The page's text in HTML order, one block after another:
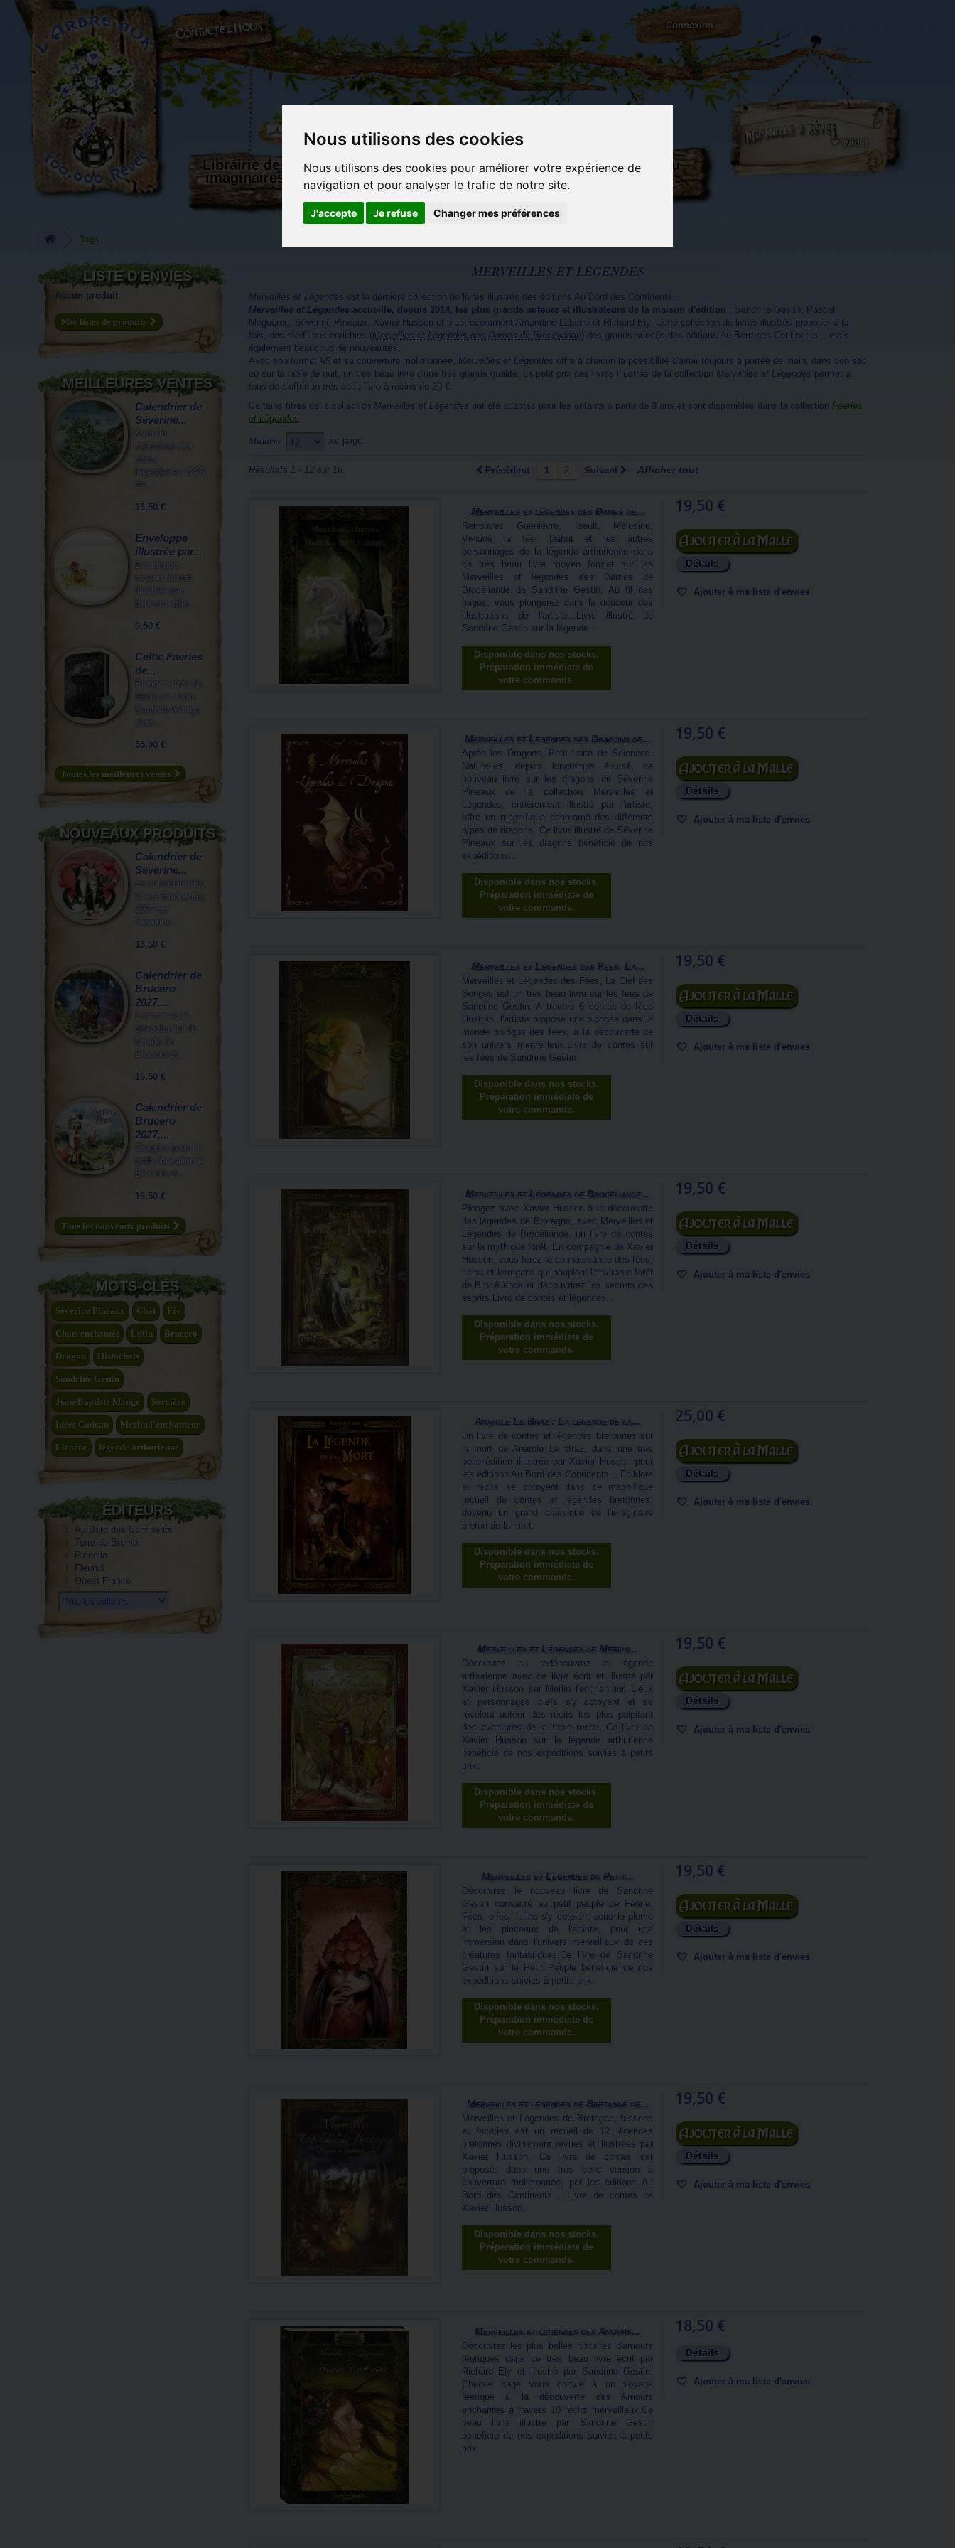
Nous utilisons des cookies
Nous utilisons des cookies pour améliorer votre expérience de
navigation et pour analyser le trafic de notre site.
J'accepte Je refuse Changer mes préférences
L'Arbre aux 100.000 Rêves
Connexion
(vide)
Librairie des
imaginaires
Carterie
papeterie
originale
Activités
manuelles,
détente et
Objets déco et
cadeaux
originaux
Du côté du
blog...
Tags
MERVEILLES ET LÉGENDES
Merveilles et Légendes est la dernière collection de livres illustrés des éditions Au Bord des Continents...
Merveilles et Légendes accueille, depuis 2014, les plus grands auteurs et illustrateurs de la maison d'édition : Sandrine Gestin, Pascal
Moguérou, Séverine Pineaux, Xavier Husson et plus récemment Amandine Labarre et Richard Ely. Cette collection de livres illustrés propose, à la
fois, des rééditions enrichies (Merveilles et Légendes des Dames de Brocéliande) des grands succès des éditions Au Bord des Continents... mais
également beaucoup de nouveautés.
Avec son format A5 et sa couverture molletonnée, Merveilles et Légendes offre à chacun la possibilité d'avoir toujours à portée de main, dans son sac
ou sur la table de nuit, un très beau livre d'une très grande qualité. Le petit prix des livres illustrés de la collection Merveilles et Légendes permet à
tous de s'offrir un très beau livre à moins de 20 €.
Certains titres de la collection Merveilles et Légendes ont été adaptés pour les enfants à partir de 9 ans et sont disponibles dans la collection Féeries
et Légendes.
Montrer 12 par page
Afficher tout
Précédent 1 2 Suivant
Résultats 1 - 12 sur 16.
Merveilles et légendes des Dames de...
Retrouvez Guenièvre, Iseult, Mélusine,
Viviane la fée, Dahut et les autres
personnages de la légende arthurienne dans
ce très beau livre moyen format sur les
Merveilles et légendes des Dames de
Brocéliande de Sandrine Gestin. Au fil des
pages, vous plongerez dans la douceur des
illustrations de l'artiste...Livre illustré de
Sandrine Gestin sur la légende...
Disponible dans nos stocks.
Préparation immédiate de
votre commande.
19,50 €
Ajouter au panier
Détails
Ajouter à ma liste d'envies
Merveilles et Légendes des Dragons de...
Après les Dragons, Petit traité de Sciences-
Naturelles, depuis longtemps épuisé, ce
nouveau livre sur les dragons de Séverine
Pineaux de la collection Merveilles et
Légendes, entièrement illustré par l'artiste,
offre un magnifique panorama des différents
types de dragons. Ce livre illustré de Séverine
Pineaux sur les dragons bénéficie de nos
expéditions...
Disponible dans nos stocks.
Préparation immédiate de
votre commande.
19,50 €
Ajouter au panier
Détails
Ajouter à ma liste d'envies
Merveilles et Légendes des Fées, La...
Merveilles et Légendes des Fées, La Clef des
Songes est un très beau livre sur les fées de
Sandrine Gestin. A travers 6 contes de fées
illustrés, l'artiste propose une plongée dans le
monde onirique des fées, à la découverte de
son univers merveilleux.Livre de contes sur
les fées de Sandrine Gestin
Disponible dans nos stocks.
Préparation immédiate de
votre commande.
19,50 €
Ajouter au panier
Détails
Ajouter à ma liste d'envies
Merveilles et Légendes de Brocéliande...
Plongez avec Xavier Husson à la découverte
des légendes de Bretagne, avec Merveilles et
Légendes de Brocéliande, un livre de contes
sur la mythique forêt. En compagnie de Xavier
Husson, vous ferez la connaissance des fées,
lutins et korrigans qui peuplent l'envirante forêt
de Brocéliande et découvrirez les secrets des
esprits.Livre de contes et légendes...
Disponible dans nos stocks.
Préparation immédiate de
votre commande.
19,50 €
Ajouter au panier
Détails
Ajouter à ma liste d'envies
Anatole Le Braz : La légende de la...
Un livre de contes et légendes bretonnes sur
la mort de Anatole Le Braz, dans une très
belle édition illustrée par Xavier Husson pour
les éditions Au Bord des Continents... Folklore
et récits se cotoyent dans ce magnifique
recueil de contes et légendes bretonnes,
devenu un grand classique de l'imaginaire
breton de la mort.
Disponible dans nos stocks.
Préparation immédiate de
votre commande.
25,00 €
Ajouter au panier
Détails
Ajouter à ma liste d'envies
Merveilles et Légendes de Merlin...
Découvrez ou redécouvrez la légende
arthurienne avec ce livre écrit et illustré par
Xavier Husson sur Merlin l'enchanteur. Lieux
et personnages clefs s'y cotoyent et se
révèlent autour des récits les plus palpitant
des aventures de la table ronde. Ce livre de
Xavier Husson sur la légende arthurienne
bénéficie de nos expéditions suivies à petits
prix.
Disponible dans nos stocks.
Préparation immédiate de
votre commande.
19,50 €
Ajouter au panier
Détails
Ajouter à ma liste d'envies
Merveilles et Légendes du Petit...
Découvrez le nouveau livre de Sandrine
Gestin consacré au petit peuple de Féerie.
Fées, elfes, lutins s'y cotoient sous la plume
et les pinceaux de l'artiste, pour une
immersion dans l'univers merveilleux de ces
créatures fantastiques.Ce livre de Sandrine
Gestin sur le Petit Peuple bénéficie de nos
expéditions suivies à petits prix.
Disponible dans nos stocks.
Préparation immédiate de
votre commande.
19,50 €
Ajouter au panier
Détails
Ajouter à ma liste d'envies
Merveilles et légendes de Bretagne de...
Merveilles et Légendes de Bretagne, frissons
et facéties est un recueil de 12 légendes
bretonnes divinement revues et illustrées par
Xavier Husson. Ce livre de contes est
proposé, dans une très belle version à
couverture molletonnée, par les éditions Au
Bord des Continents... Livre de contes de
Xavier Husson.
Disponible dans nos stocks.
Préparation immédiate de
votre commande.
19,50 €
Ajouter au panier
Détails
Ajouter à ma liste d'envies
Merveilles et légendes des Amours...
Découvrez les plus belles histoires d'amours
féeriques dans ce très beau livre écrit par
Richard Ely et illustré par Sandrine Gestin.
Chaque page vous convie à un voyage
féerique à la découverte des Amours
enchantés à travers 10 récits merveilleux.Ce
beau livre illustré par Sandrine Gestin
bénéficie de nos expéditions suivies à petits
prix.
18,50 €
Détails
Ajouter à ma liste d'envies
LISTE D'ENVIES
Aucun produit
Mes listes de produits
MEILLEURES VENTES
Calendrier de
Séverine...
Avec le
calendrier des
chats
légendaires 2026
de...
13,50 €
Enveloppe
illustrée par...
Enveloppe
moyen format
illustrée par
Brucero. Elle...
0,50 €
Celtic Faeries
de...
Plongez dans la
féerie de Jean-
Baptiste Monge
avec...
55,00 €
Toutes les meilleures ventes
NOUVEAUX PRODUITS
Calendrier de
Séverine...
Le calendrier des
Chats Enchantés
2027 de
Séverine...
13,50 €
Calendrier de
Brucero
2027,...
Laissez-vous
envoûter par le
Druide de
Brucero et...
16,50 €
Calendrier de
Brucero
2027,...
Craquez pour Le
petit chevalier de
Brucero et...
16,50 €
Tous les nouveaux produits
MOTS-CLÉS
Séverine Pineaux Chat Fée
Chats enchantés Lutin Brucero
Dragon Histochats
Sandrine Gestin
Jean-Baptiste Monge Sorcière
Idées Cadeau Merlin l'enchanteur
Licorne légende arthurienne
ÉDITEURS
Au Bord des Continents
Terre de Brume
Piccolia
Fleurus
Ouest France
Tous les éditeurs